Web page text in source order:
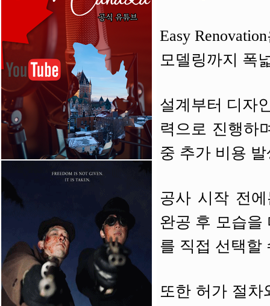
Easy
모델링까지 폭
설계부터 디자
력으로 진행하
중 추가 비용
공사 시작 전
완공 후 모습을
를 직접 선택할
또한 허가 절차